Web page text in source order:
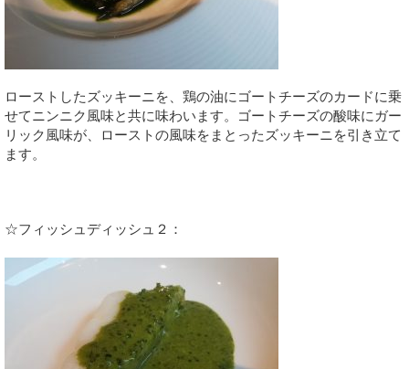
ローストしたズッキーニを、鶏の油にゴートチーズのカードに乗
せてニンニク風味と共に味わいます。ゴートチーズの酸味にガー
リック風味が、ローストの風味をまとったズッキーニを引き立て
ます。
☆フィッシュディッシュ２：